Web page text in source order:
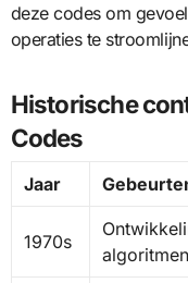
deze codes om
operaties te
Historische
Codes
Jaar
1970s